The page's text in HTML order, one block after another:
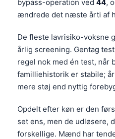
bypass-operation ved 44,
ændrede det næste årti af
De fleste lavrisiko-voksne
årlig screening. Gentag
regel nok med én test, når
familliehistorik er stabile;
mere støj end nyttig
Opdelt efter køn er den
set ens, men de udløsere,
forskellige. Mænd har